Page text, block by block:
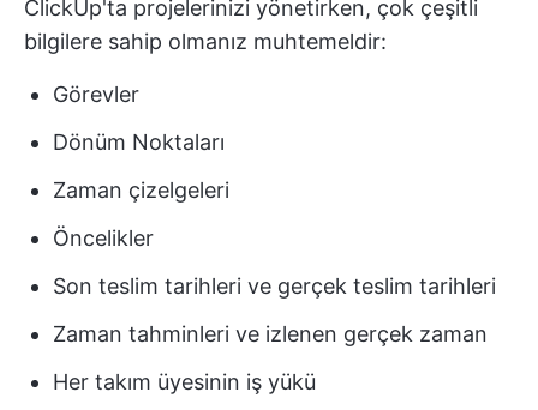
ClickUp'ta projelerinizi yönetirken, çok çeşitli
bilgilere sahip olmanız muhtemeldir:
Görevler
Dönüm Noktaları
Zaman çizelgeleri
Öncelikler
Son teslim tarihleri ve gerçek teslim tarihleri
Zaman tahminleri ve izlenen gerçek zaman
Her takım üyesinin iş yükü